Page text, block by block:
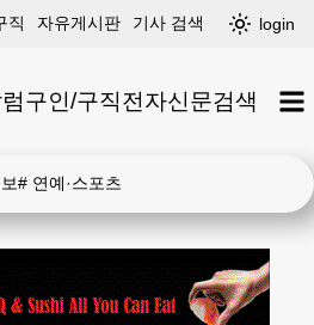
직 자유게시판 기사 검색 login
구인/구직전자신문검색
# 연예·스포츠